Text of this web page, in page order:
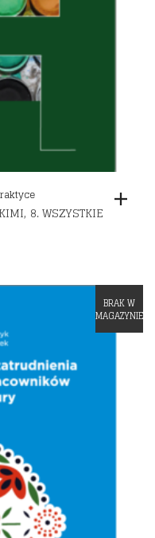
, 8. WSZYSTKIE
BRAK W
MAGAZYNIE